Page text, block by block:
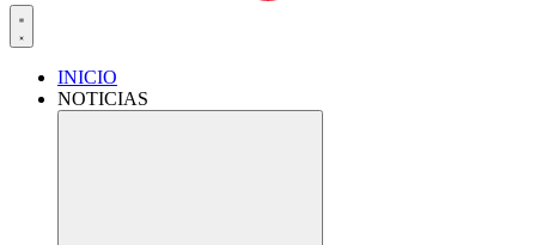
INICIO
NOTICIAS